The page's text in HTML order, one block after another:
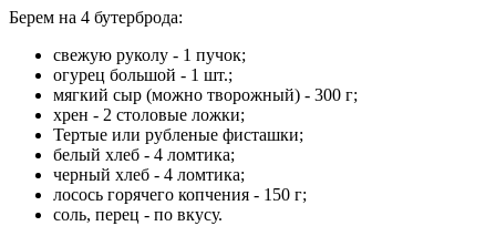
Берем на 4 бутерброда:
свежую руколу - 1 пучок;
огурец большой - 1 шт.;
мягкий сыр (можно творожный) - 300 г;
хрен - 2 столовые ложки;
Тертые или рубленые фисташки;
белый хлеб - 4 ломтика;
черный хлеб - 4 ломтика;
лосось горячего копчения - 150 г;
соль, перец - по вкусу.